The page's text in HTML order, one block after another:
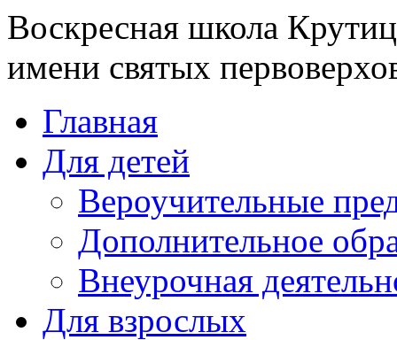
Воскресная школа
имени святых
Главная
Для детей
Вероучительные
Дополнительное
Внеурочная
Для взрослых